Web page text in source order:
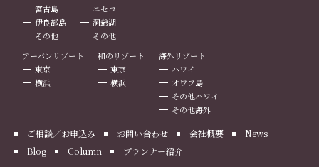
宮古島
伊良部島
その他
ニセコ
洞爺湖
その他
アーバンリゾート
東京
横浜
和のリゾート
東京
横浜
海外リゾート
ハワイ
オワフ島
その他ハワイ
その他海外
ご相談／お申込み お問い合わせ 会社概要
News
Blog
Column プランナー紹介